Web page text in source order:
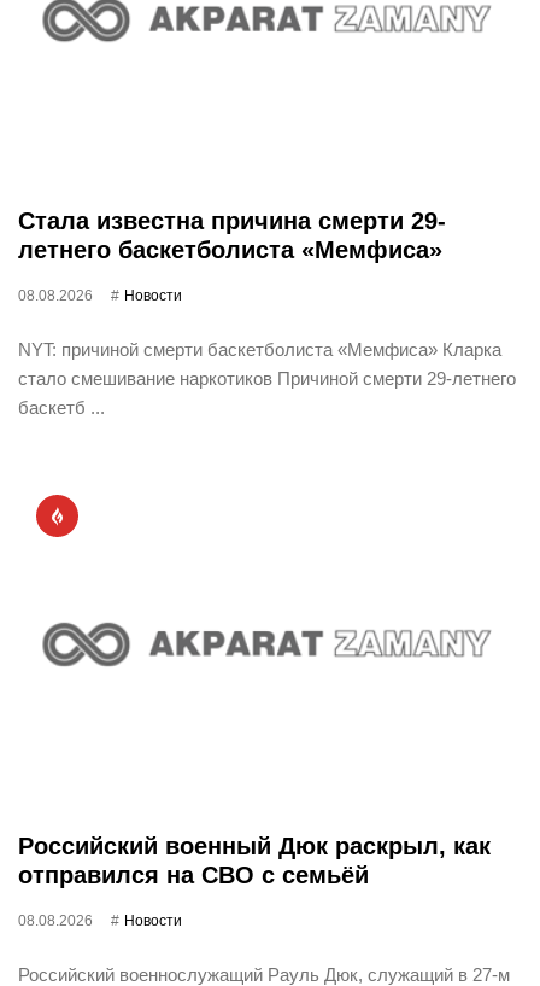
Стала известна причина смерти 29-
летнего баскетболиста «Мемфиса»
08.08.2026 Новости
NYT: причиной смерти баскетболиста «Мемфиса» Кларка
стало смешивание наркотиков Причиной смерти 29-летнего
баскетб ...
Российский военный Дюк раскрыл, как
отправился на СВО с семьёй
08.08.2026 Новости
Российский военнослужащий Рауль Дюк, служащий в 27-м